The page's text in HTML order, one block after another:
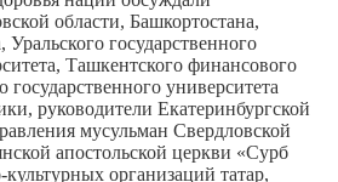
области, Башкортостана,
Уральского государственного
Ташкентского финансового
государственного университета
руководители Екатеринбургской
мусульман Свердловской
апостольской церкви «Сурб
организаций татар,